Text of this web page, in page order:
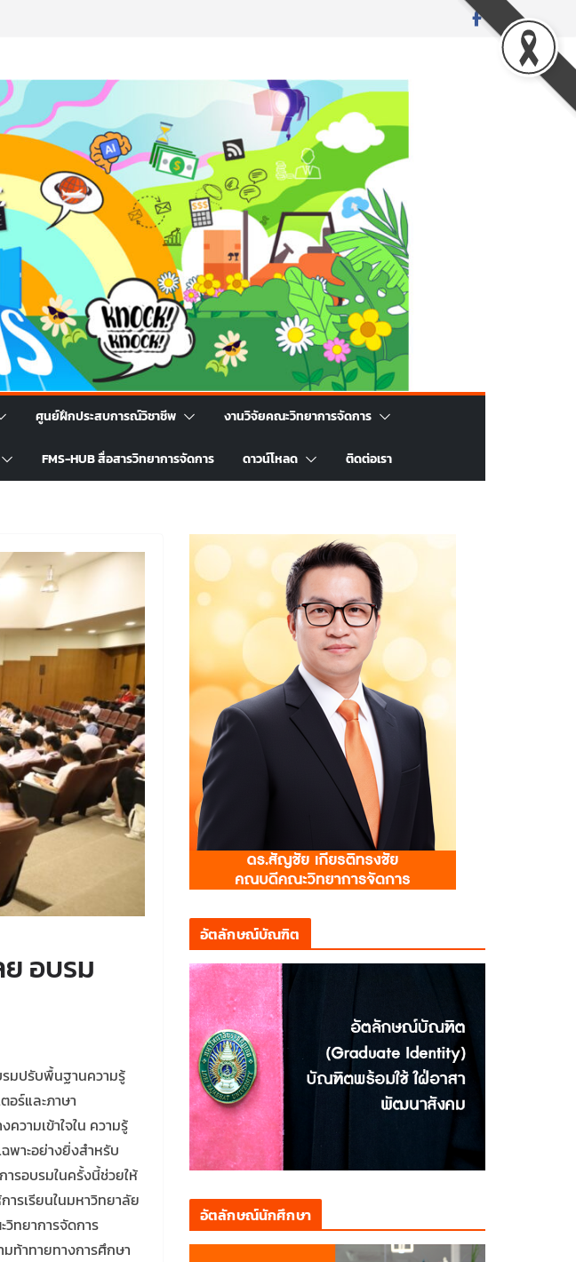
ศูนย์ฝึกประสบการณ์วิชาชีพ งานวิจัยคณะวิทยาการจัดการ
FMS-HUB สื่อสารวิทยาการจัดการ ดาวน์โหลด ติดต่อเรา
อบรม
รมปรับพื้นฐานความรู้
ร์และภาษา
วามเข้าใจใน ความรู้
พาะอย่างยิ่งสำหรับ
รอบรมในครั้งนี้ช่วยให้
รเรียนในมหาวิทยาลัย
ทยาการจัดการ
ท้าทายทางการศึกษา
อัตลักษณ์บัณฑิต
อัตลักษณ์นักศึกษา